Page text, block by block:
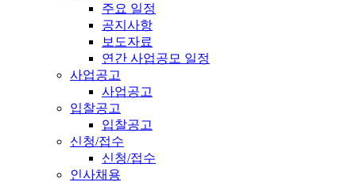
주요 일정
공지사항
보도자료
연간 사업공모 일정
사업공고
사업공고
입찰공고
입찰공고
신청/접수
신청/접수
인사채용